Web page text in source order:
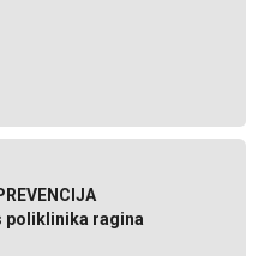
poliklinika ragina